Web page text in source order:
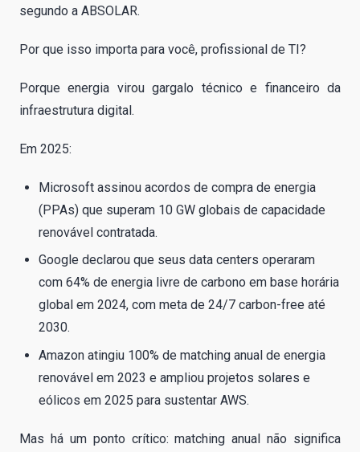
segundo a ABSOLAR.
Por que isso importa para você, profissional de TI?
Porque energia virou gargalo técnico e financeiro da
infraestrutura digital.
Em 2025:
Microsoft assinou acordos de compra de energia
(PPAs) que superam 10 GW globais de capacidade
renovável contratada.
Google declarou que seus data centers operaram
com 64% de energia livre de carbono em base horária
global em 2024, com meta de 24/7 carbon-free até
2030.
Amazon atingiu 100% de matching anual de energia
renovável em 2023 e ampliou projetos solares e
eólicos em 2025 para sustentar AWS.
Mas há um ponto crítico: matching anual não significa